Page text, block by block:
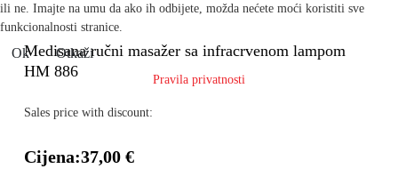
Medisana ručni masažer sa infracrvenom lampom
HM 886
Sales price with discount:
Cijena:37,00 €
ili ne. Imajte na umu da ako ih odbijete, možda nećete moći koristiti sve
funkcionalnosti stranice.
Ok Otkaži
Pravila privatnosti